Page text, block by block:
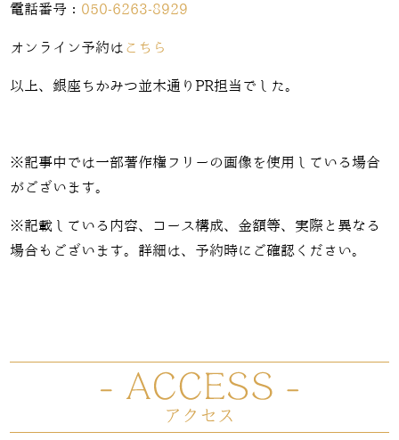
電話番号： 050-6263-8929
オンライン予約は こちら
以上、銀座ちかみつ並木通りPR担当でした。
※記事中では一部著作権フリーの画像を使用している場合
がございます。
※記載している内容、コース構成、金額等、実際と異なる
場合もございます。詳細は、予約時にご確認ください。